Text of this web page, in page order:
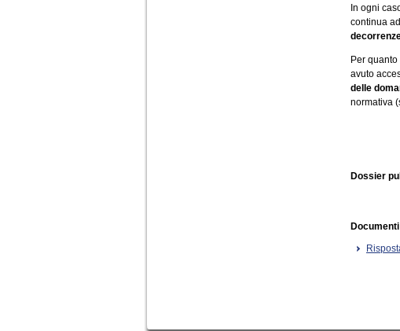
In ogni
continua
Per
avuto
delle
normativa
Dossier